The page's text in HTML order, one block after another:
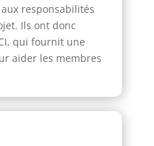
responsabilités
Ils ont donc
qui fournit une
aider les membres